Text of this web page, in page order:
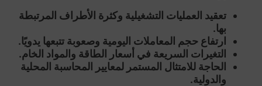
تعقيد العمليات التشغيلية وكثرة الأطراف المرتبطة
بها.
ارتفاع حجم المعاملات اليومية وصعوبة تتبعها يدويًا.
التغيرات السريعة في أسعار الطاقة والمواد الخام.
الحاجة للامتثال المستمر لمعايير المحاسبة المحلية
والدولية.